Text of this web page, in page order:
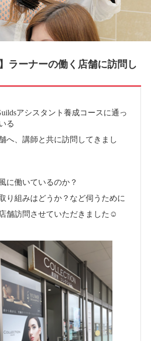
ラーナーの働く店舗に訪問し
アシスタント養成コースに通っ
る
へ、講師と共に訪問してきまし
に働いているのか？
り組みはどうか？など伺うために
舗訪問させていただきました☺